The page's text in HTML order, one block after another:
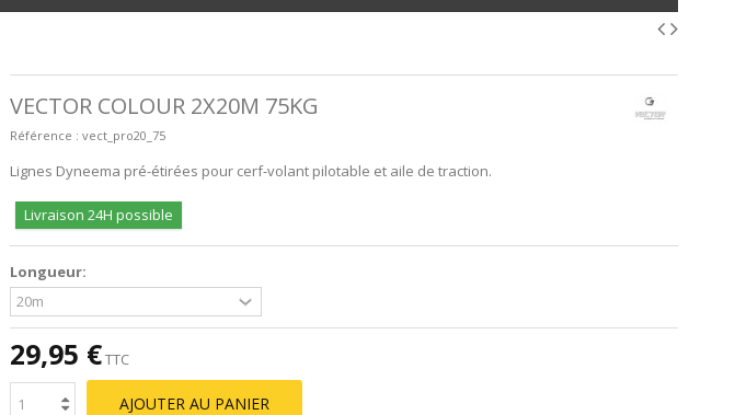
VECTOR COLOUR 2X20M 75KG
Référence : vect_pro20_75
Lignes Dyneema pré-étirées pour cerf-volant pilotable et aile de traction.
Livraison 24H possible
Longueur:
29,95 €TTC
AJOUTER AU PANIER